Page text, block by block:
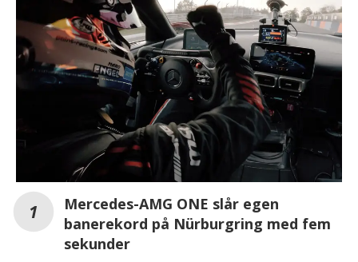
Mercedes-AMG ONE slår egen
banerekord på Nürburgring med fem
sekunder